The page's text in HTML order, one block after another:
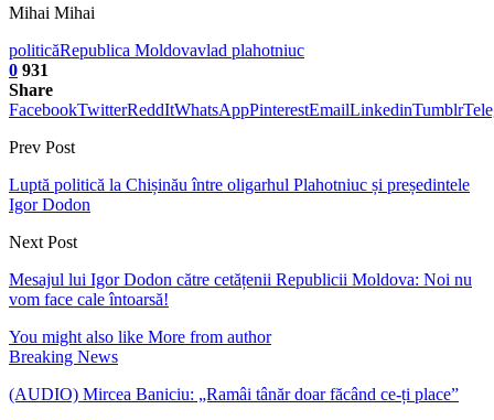
Mihai Mihai
politicăRepublica Moldovavlad plahotniuc
0 931
Share
FacebookTwitterReddItWhatsAppPinterestEmailLinkedinTumblr
Prev Post
Luptă politică la Chișinău între oligarhul Plahotniuc și președintele
Igor Dodon
Next Post
Mesajul lui Igor Dodon către cetățenii Republicii Moldova: Noi nu
vom face cale întoarsă!
You might also like More from author
Breaking News
(AUDIO) Mircea Baniciu: „Ramâi tânăr doar făcând ce-ți place”